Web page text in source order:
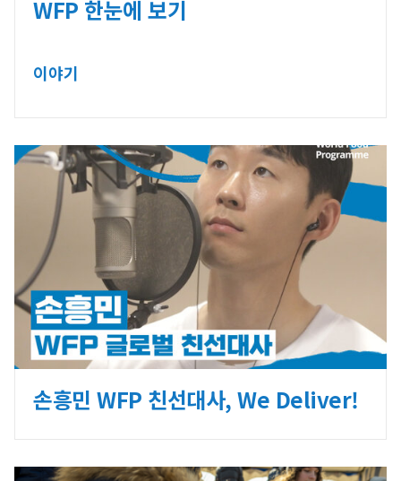
WFP 한눈에 보기
이야기
손흥민 WFP 친선대사, We Deliver!